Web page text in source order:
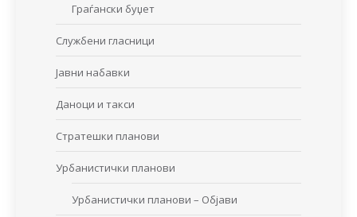
Граѓански буџет
Службени гласници
Јавни набавки
Даноци и такси
Стратешки планови
Урбанистички планови
Урбанистички планови – Објави